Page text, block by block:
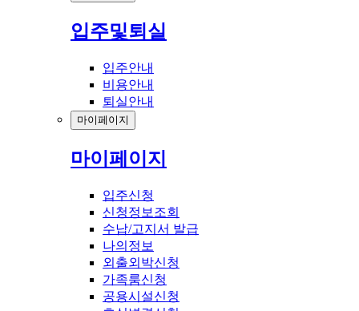
입주및퇴실
입주안내
비용안내
퇴실안내
마이페이지
마이페이지
입주신청
신청정보조회
수납/고지서 발급
나의정보
외출외박신청
가족룸신청
공용시설신청